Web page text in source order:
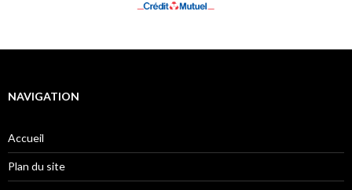
NAVIGATION
Accueil
Plan du site